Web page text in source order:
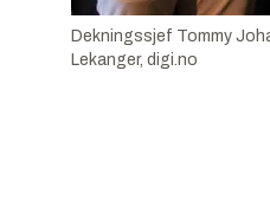
Dekningssjef Tommy
Lekanger, digi.no